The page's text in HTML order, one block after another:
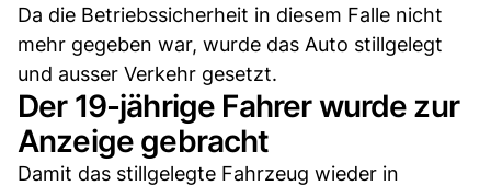
Da die Betriebssicherheit in diesem Falle nicht
mehr gegeben war, wurde das Auto stillgelegt
und ausser Verkehr gesetzt.
Der 19-jährige Fahrer wurde zur
Anzeige gebracht
Damit das stillgelegte Fahrzeug wieder in